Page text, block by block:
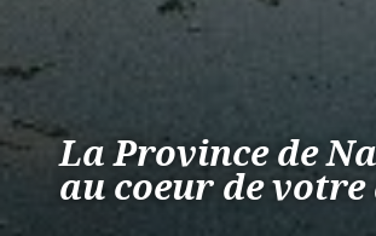
La Province de
au coeur de